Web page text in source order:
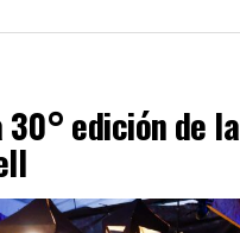
30° edición de la